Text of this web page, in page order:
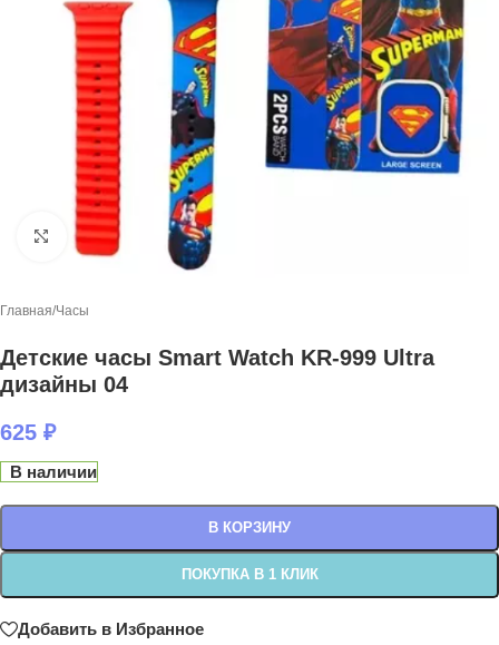
Нажмите, чтобы увеличить
Главная/Часы
Детские часы Smart Watch KR-999 Ultra
дизайны 04
625 ₽
В наличии
В КОРЗИНУ
ПОКУПКА В 1 КЛИК
Добавить в Избранное